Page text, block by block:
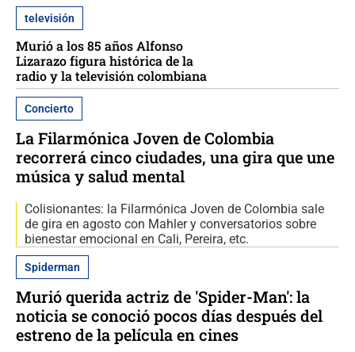
televisión
Murió a los 85 años Alfonso
Lizarazo figura histórica de la
radio y la televisión colombiana
Concierto
La Filarmónica Joven de Colombia
recorrerá cinco ciudades, una gira que une
música y salud mental
Colisionantes: la Filarmónica Joven de Colombia sale
de gira en agosto con Mahler y conversatorios sobre
bienestar emocional en Cali, Pereira, etc.
Spiderman
Murió querida actriz de 'Spider-Man': la
noticia se conoció pocos días después del
estreno de la película en cines